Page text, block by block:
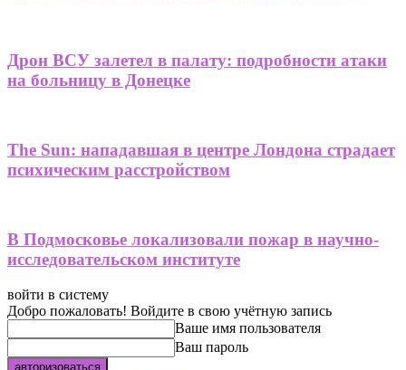
Дрон ВСУ залетел в палату: подробности атаки
на больницу в Донецке
The Sun: нападавшая в центре Лондона страдает
психическим расстройством
В Подмосковье локализовали пожар в научно-
исследовательском институте
войти в систему
Добро пожаловать! Войдите в свою учётную запись
Ваше имя пользователя
Ваш пароль